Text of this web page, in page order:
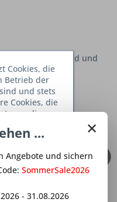
wohlschmeckend und
Zucchini,
×
...
Angebote und sichern
SommerSale2026
- 31.08.2026
Cookies, die
Betrieb der
und stets
Cookies, die
dieser
mit
sollen,
Zustimmung